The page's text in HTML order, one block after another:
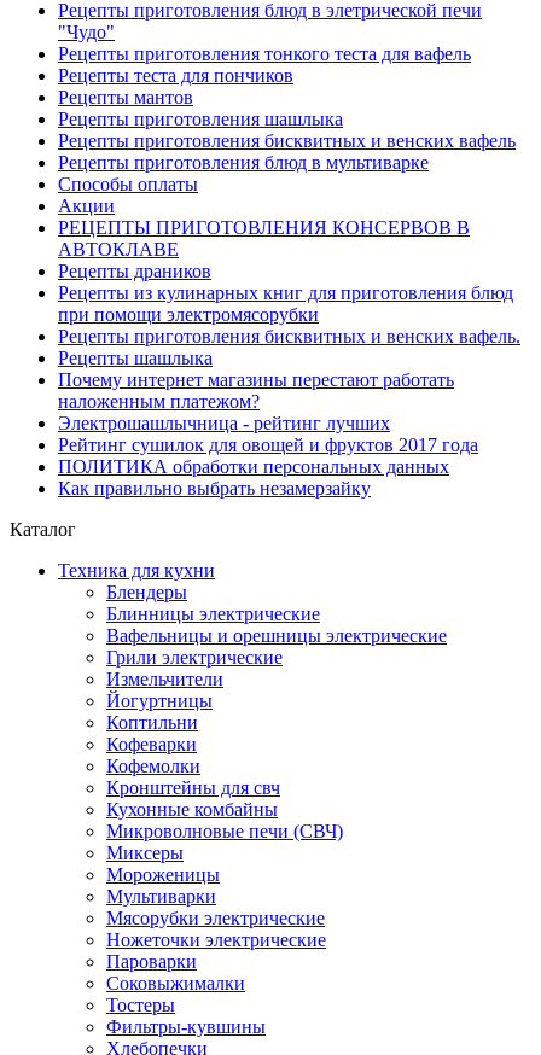
Рецепты приготовления блюд в элетрической печи
"Чудо"
Рецепты приготовления тонкого теста для вафель
Рецепты теста для пончиков
Рецепты мантов
Рецепты приготовления шашлыка
Рецепты приготовления бисквитных и венских вафель
Рецепты приготовления блюд в мультиварке
Способы оплаты
Акции
РЕЦЕПТЫ ПРИГОТОВЛЕНИЯ КОНСЕРВОВ В
АВТОКЛАВЕ
Рецепты драников
Рецепты из кулинарных книг для приготовления блюд
при помощи электромясорубки
Рецепты приготовления бисквитных и венских вафель.
Рецепты шашлыка
Почему интернет магазины перестают работать
наложенным платежом?
Электрошашлычница - рейтинг лучших
Рейтинг сушилок для овощей и фруктов 2017 года
ПОЛИТИКА обработки персональных данных
Как правильно выбрать незамерзайку
Каталог
Техника для кухни
Блендеры
Блинницы электрические
Вафельницы и орешницы электрические
Грили электрические
Измельчители
Йогуртницы
Коптильни
Кофеварки
Кофемолки
Кронштейны для свч
Кухонные комбайны
Микроволновые печи (СВЧ)
Миксеры
Мороженицы
Мультиварки
Мясорубки электрические
Ножеточки электрические
Пароварки
Соковыжималки
Тостеры
Фильтры-кувшины
Хлебопечки